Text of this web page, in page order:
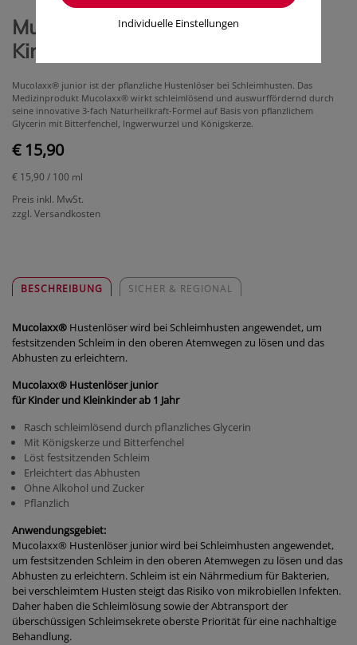
Mucolaxx® Hustenlöser junior für
Kinder (100 ml)
Mucolaxx® junior ist der pflanzliche Hustenlöser bei Schleimhusten. Das
Medizinprodukt Mucolaxx® wirkt schleimlösend und auswurffördernd durch
seine innovative 3-fach Naturheilkraft-Formel auf Basis von pflanzlichem
Glycerin mit Bitterfenchel, Ingwerwurzel und Königskerze.
€ 15,90
€ 15,90 / 100 ml
Preis inkl. MwSt.
zzgl. Versandkosten
BESCHREIBUNG SICHER & REGIONAL
Mucolaxx® Hustenlöser wird bei Schleimhusten angewendet, um
festsitzenden Schleim in den oberen Atemwegen zu lösen und das
Abhusten zu erleichtern.
Mucolaxx® Hustenlöserjunior
für Kinder und Kleinkinder ab 1 Jahr
Rasch schleimlösend durch pflanzliches Glycerin
Mit Königskerze und Bitterfenchel
Löst festsitzenden Schleim
Erleichtert das Abhusten
Ohne Alkohol und Zucker
Pflanzlich
Anwendungsgebiet:
Mucolaxx® Hustenlöser juniorwird bei Schleimhusten angewendet,
um festsitzenden Schleim in den oberen Atemwegen zu lösen und das
Abhusten zu erleichtern. Schleim ist ein Nährmedium für Bakterien,
bei verschleimtem Husten steigt das Risiko von mikrobiellen Infekten.
Daher haben die Schleimlösung sowie der Abtransport der
überschüssigen Schleimsekrete oberste Priorität für eine nachhaltige
Behandlung.
Individuelle Einstellungen